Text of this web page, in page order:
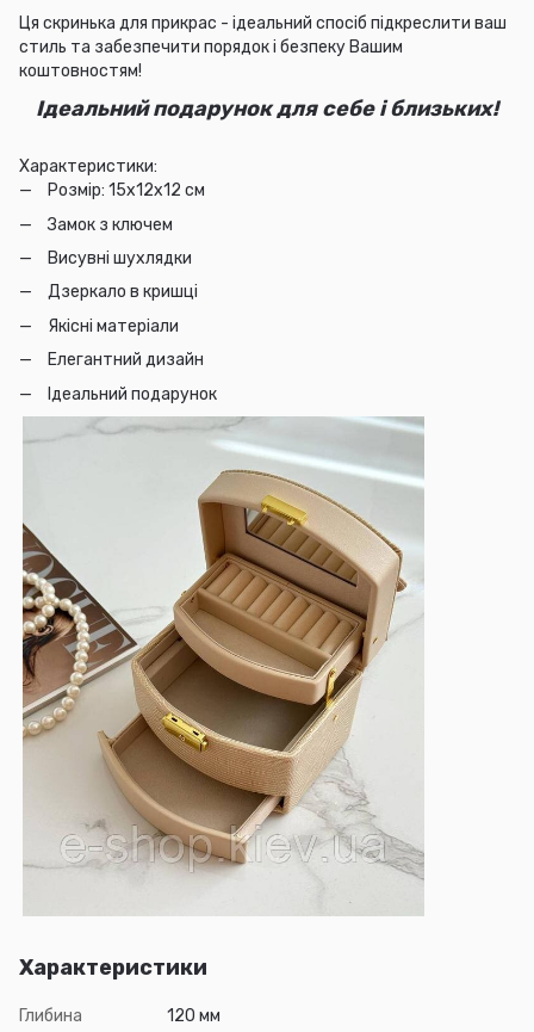
Ця скринька для прикрас - ідеальний спосіб підкреслити ваш
стиль та забезпечити порядок і безпеку Вашим
коштовностям!
Ідеальний подарунок для себе і близьких!
Характеристики:
Розмір: 15х12х12 см
Замок з ключем
Висувні шухлядки
Дзеркало в кришці
Якісні матеріали
Елегантний дизайн
Ідеальний подарунок
Характеристики
Глибина
120 мм